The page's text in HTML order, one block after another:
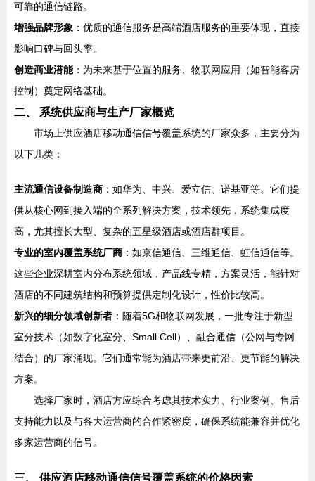
可靠的通信链路。
增强品牌形象 ：优质的通信服务是高端酒店服务的重要体现，直接
影响口碑与回头率。
创造商业潜能：为未来基于位置的服务、物联网应用（如智能客房
控制）奠定网络基础。
二、 系统供应商与生产厂家概览
市场上供应酒店移动通信信号覆盖系统的厂家众多，主要分为
以下几类：
主流通信设备制造商 ：如华为、中兴、爱立信、诺基亚等。它们提
供从核心网到接入端的全系列解决方案，技术领先，系统集成度
高，尤其擅长大型、复杂的五星级酒店或酒店群项目。
专业的室内覆盖系统厂商 ：如京信通信、三维通信、虹信通信等。
这些企业深耕室内分布系统领域，产品线专精，方案灵活，能针对
酒店的不同建筑结构和预算提供定制化设计，性价比较高。
新兴的细分领域创新者 ：随着5G和物联网发展，一批专注于新型
室分技术（如数字化室分、Small Cell）、融合通信（公网与专网
结合）的厂家涌现。它们通常能为酒店带来更前沿、更节能的解决
方案。
选择厂家时，酒店方应综合考虑其技术实力、行业案例、售后
支持能力以及与各大运营商的合作紧密度，确保系统能兼容并优化
多家运营商的信号。
三、 供应酒店移动通信信号覆盖系统的价格因素